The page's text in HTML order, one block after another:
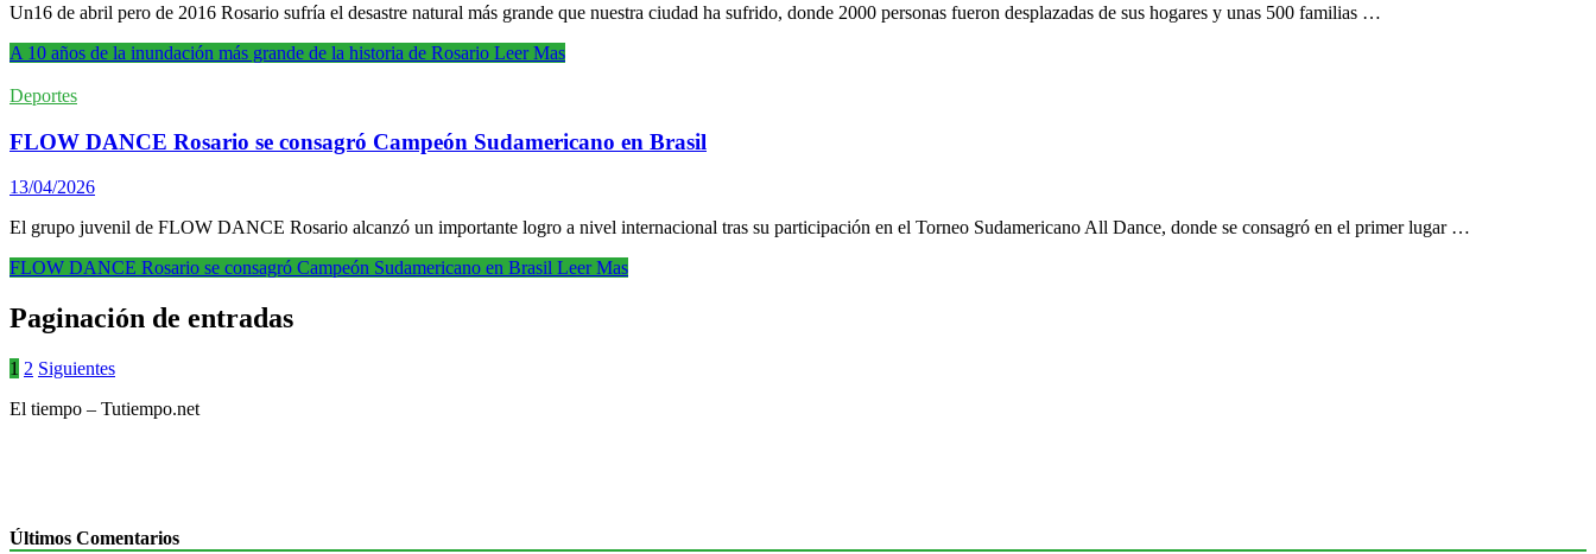
Un16 de abril pero de 2016 Rosario sufría el desastre natural más grande que nuestra ciudad ha sufrido, donde 2000 personas fueron desplazadas de sus hogares y unas 500 familias …
A 10 años de la inundación más grande de la historia de Rosario Leer Mas
Deportes
FLOW DANCE Rosario se consagró Campeón Sudamericano en Brasil
13/04/2026
El grupo juvenil de FLOW DANCE Rosario alcanzó un importante logro a nivel internacional tras su participación en el Torneo Sudamericano All Dance, donde se consagró en el primer lugar …
FLOW DANCE Rosario se consagró Campeón Sudamericano en Brasil Leer Mas
Paginación de entradas
1 2 Siguientes
El tiempo – Tutiempo.net
Últimos Comentarios